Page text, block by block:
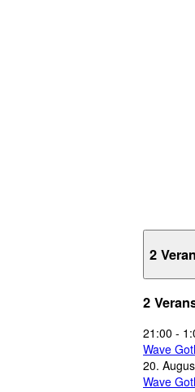
2
2
21:00 -
Wave
20.
Wave